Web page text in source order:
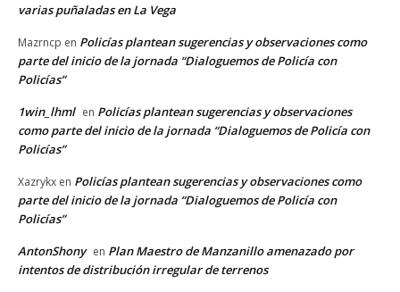
varias puñaladas en La Vega
Mazrncp en Policías plantean sugerencias y observaciones como
parte del inicio de la jornada “Dialoguemos de Policía con
Policías”
1win_lhml en Policías plantean sugerencias y observaciones
como parte del inicio de la jornada “Dialoguemos de Policía con
Policías”
Xazrykx en Policías plantean sugerencias y observaciones como
parte del inicio de la jornada “Dialoguemos de Policía con
Policías”
AntonShony en Plan Maestro de Manzanillo amenazado por
intentos de distribución irregular de terrenos